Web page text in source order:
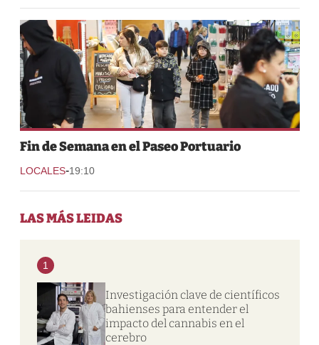
Fin de Semana en el Paseo Portuario
LOCALES-19:10
LAS MÁS LEIDAS
1
Investigación clave de científicos
bahienses para entender el
impacto del cannabis en el
cerebro